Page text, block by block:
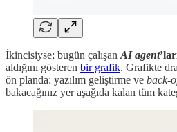
İkincisiyse; bugün çalışan AI agent
aldığını gösteren bir grafik. Grafikte
ön planda: yazılım geliştirme ve back-
bakacağınız yer aşağıda kalan tüm